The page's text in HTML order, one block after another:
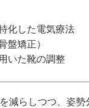
化した電気療法
盤矯正）
いた靴の調整
減らしつつ、姿勢